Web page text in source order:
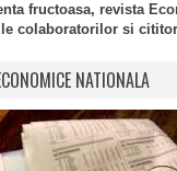
fructoasa, revista
colaboratorilor si
NATIONALA